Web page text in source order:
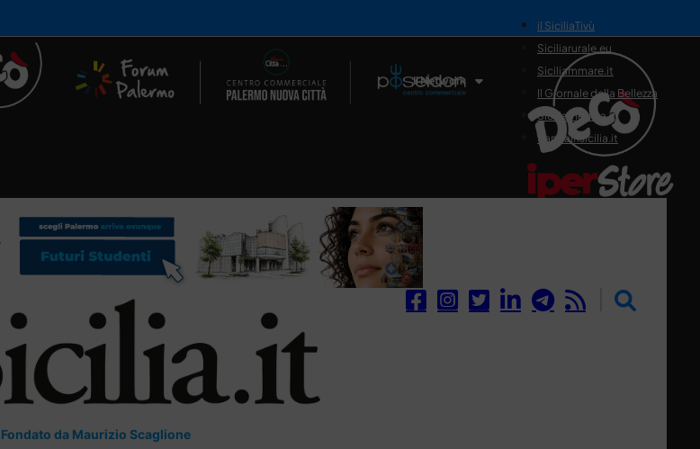
Il Network
il SiciliaTivù
Siciliarurale.eu
Siciliammare.it
Il Giornale della Bellezza
Siciliamedica.it
Sanitainsicilia.it
Fondato da Maurizio Scaglione